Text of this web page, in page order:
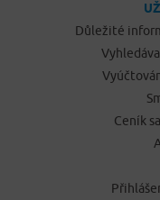
Důležité
Ceník